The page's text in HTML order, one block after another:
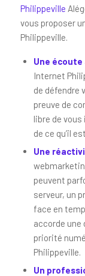
Philippeville
vous proposer
Philippeville.
Une
Internet
de défendre
preuve de
libre de
de ce qu’il
Une
peuvent
serveur, un
face en
accorde une
priorité
Philippeville.
Un